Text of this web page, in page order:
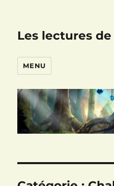
Les lectures
MENU